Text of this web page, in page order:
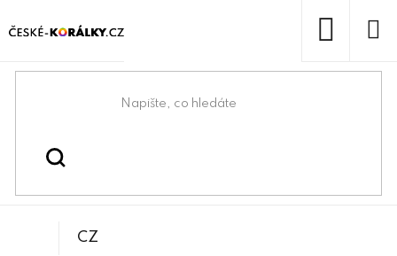
na
Domů
Korálky
CZ